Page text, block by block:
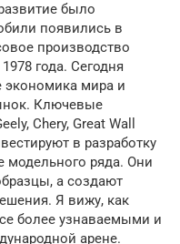
было
появились в
производство
года. Сегодня
экономика мира и
Ключевые
Chery, Great Wall
в разработку
модельного ряда. Они
а создают
Я вижу, как
более узнаваемыми и
арене.